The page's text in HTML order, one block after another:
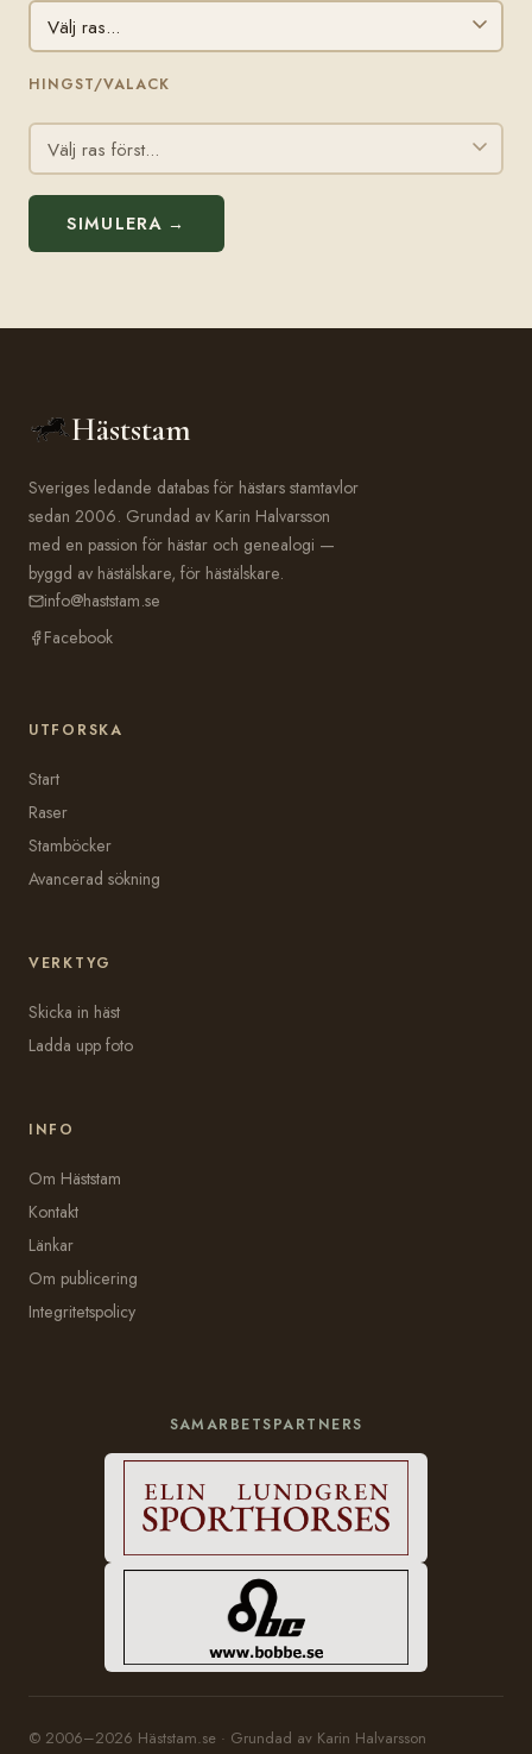
HINGST/VALACK
SIMULERA →
Häststam
Sveriges ledande databas för hästars stamtavlor
sedan 2006. Grundad av Karin Halvarsson
med en passion för hästar och genealogi —
byggd av hästälskare, för hästälskare.
info@haststam.se
Facebook
UTFORSKA
Start
Raser
Stamböcker
Avancerad sökning
VERKTYG
Skicka in häst
Ladda upp foto
INFO
Om Häststam
Kontakt
Länkar
Om publicering
Integritetspolicy
SAMARBETSPARTNERS
© 2006–2026 Häststam.se · Grundad av Karin Halvarsson